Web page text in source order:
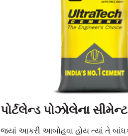
પોર્ટલેન્ડ પોઝોલેના
જ્યાં આકરી આબોહવા હોય ત્યાં તે